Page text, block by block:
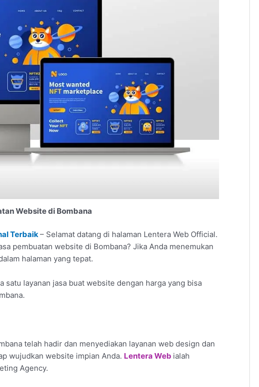
Website di Bombana
Terbaik– Selamat datang di halaman Lentera Web Official.
pembuatan website di Bombana? Jika Anda menemukan
halaman yang tepat.
satu layanan jasa buat website dengan harga yang bisa
telah hadir dan menyediakan layanan web design dan
wujudkan website impian Anda. Lentera Web ialah
Agency.